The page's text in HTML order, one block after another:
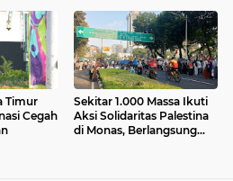
Timur
Cegah
Sekitar 1.000 Massa Ikuti
Aksi Solidaritas Palestina
di Monas, Berlangsung